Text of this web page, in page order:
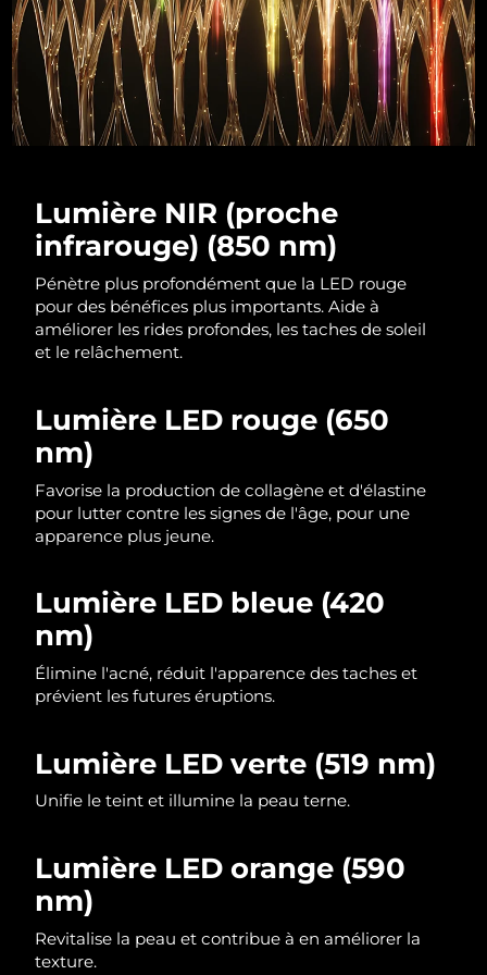
Lumière NIR (proche
infrarouge) (850 nm)
Pénètre plus profondément que la LED rouge
pour des bénéfices plus importants. Aide à
améliorer les rides profondes, les taches de soleil
et le relâchement.
Lumière LED rouge (650
nm)
Favorise la production de collagène et d'élastine
pour lutter contre les signes de l'âge, pour une
apparence plus jeune.
Lumière LED bleue (420
nm)
Élimine l'acné, réduit l'apparence des taches et
prévient les futures éruptions.
Lumière LED verte (519 nm)
Unifie le teint et illumine la peau terne.
Lumière LED orange (590
nm)
Revitalise la peau et contribue à en améliorer la
texture.
R.A.S. chinoise de
Macao
Livraison estimée 11/08/2026
Malaisie Livraison estimée 12/08/2026
Mexique Livraison estimée
Monaco Livraison estimée10/08/2026
Pays-Bas Livraison estimée09/08/2026
Norvège Livraison estimée09/08/2026
Oman Livraison estimée12/08/2026
Philippines
Portugal
Porto Rico
La Réunion
Russie Livraison estimée
Arabie saoudite Livraison estimée10/08/2026